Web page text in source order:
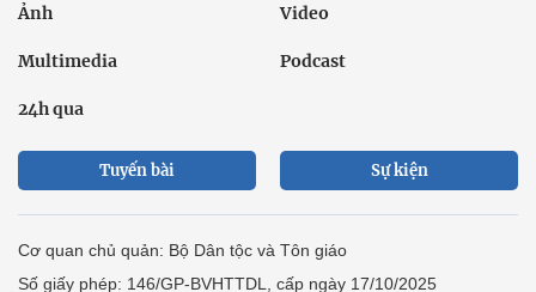
Ảnh Video
Multimedia Podcast
24h qua
Tuyến bài Sự kiện
Cơ quan chủ quản: Bộ Dân tộc và Tôn giáo
Số giấy phép: 146/GP-BVHTTDL, cấp ngày 17/10/2025